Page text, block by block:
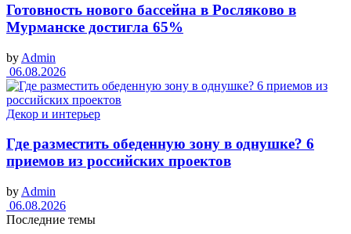
Готовность нового бассейна в Росляково в
Мурманске достигла 65%
by Admin
06.08.2026
Декор и интерьер
Где разместить обеденную зону в однушке? 6
приемов из российских проектов
by Admin
06.08.2026
Последние темы